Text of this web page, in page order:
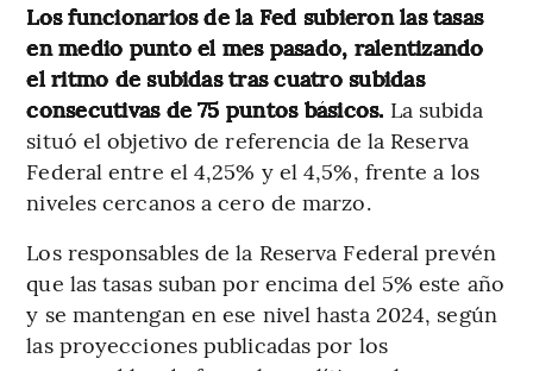
Los funcionarios de la Fed subieron las tasas
en medio punto el mes pasado, ralentizando
el ritmo de subidas tras cuatro subidas
consecutivas de 75 puntos básicos. La subida
situó el objetivo de referencia de la Reserva
Federal entre el 4,25% y el 4,5%, frente a los
niveles cercanos a cero de marzo.
Los responsables de la Reserva Federal prevén
que las tasas suban por encima del 5% este año
y se mantengan en ese nivel hasta 2024, según
las proyecciones publicadas por los